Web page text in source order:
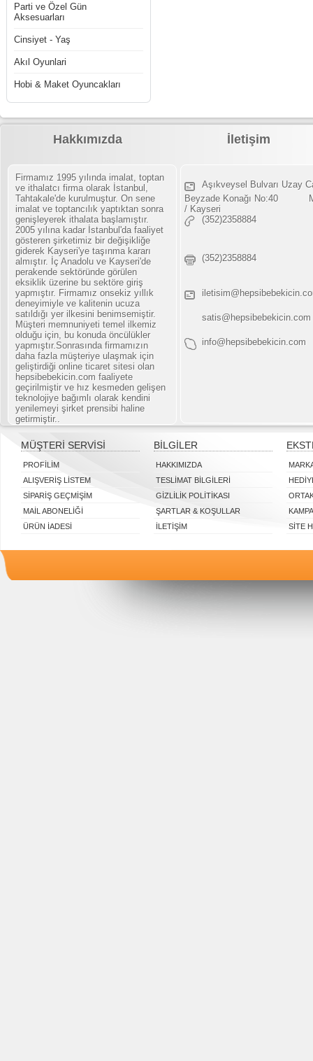
Parti ve Özel Gün
Aksesuarları
Cinsiyet - Yaş
Akıl Oyunlari
Hobi & Maket Oyuncakları
Hakkımızda İletişim
Firmamız 1995 yılında imalat, toptan
ve ithalatcı firma olarak İstanbul,
Tahtakale'de kurulmuştur. On sene
imalat ve toptancılık yaptıktan sonra
genişleyerek ithalata başlamıştır.
2005 yılına kadar İstanbul'da faaliyet
gösteren şirketimiz bir değişikliğe
giderek Kayseri'ye taşınma kararı
almıştır. İç Anadolu ve Kayseri'de
perakende sektöründe görülen
eksiklik üzerine bu sektöre giriş
yapmıştır. Firmamız onsekiz yıllık
deneyimiyle ve kalitenin ucuza
satıldığı yer ilkesini benimsemiştir.
Müşteri memnuniyeti temel ilkemiz
olduğu için, bu konuda öncülükler
yapmıştır.Sonrasında firmamızın
daha fazla müşteriye ulaşmak için
geliştirdiği online ticaret sitesi olan
hepsibebekicin.com faaliyete
geçirilmiştir ve hız kesmeden gelişen
teknolojiye bağımlı olarak kendini
yenilemeyi şirket prensibi haline
getirmiştir..
Aşıkveysel Bulvarı Uzay
Beyzade Konağı No:40
/ Kayseri
(352)2358884
(352)2358884
satis@hepsibebekicin.com
info@hepsibebekicin.com
MÜŞTERI SERVISI
PROFILIM
ALIŞVERIŞ LISTEM
SIPARIŞ GEÇMIŞIM
MAIL ABONELIĞI
ÜRÜN İADESI
BILGILER
HAKKIMIZDA
TESLIMAT BILGILERI
GIZLILIK POLITIKASI
ŞARTLAR & KOŞULLAR
İLETIŞIM
SITE